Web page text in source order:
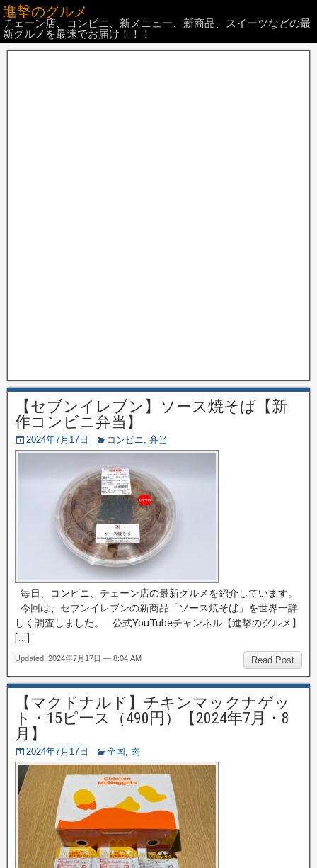
進撃のグルメ
チェーン店、コンビニ、新メニュー、新商品、スイーツなどの最
新グルメを最速でお届け！！！
【セブンイレブン】ソース焼そば【新
作コンビニ弁当】
2024年7月17日 コンビニ, 弁当
毎日、コンビニ、チェーン店の最新グルメを紹介しています。
今回は、セブンイレブンの新商品「ソース焼そば」を世界一詳
しく調査しました。 公式YouTubeチャンネル【進撃のグルメ】
[…]
Read Post
Updated: 2024年7月17日 — 8:04 AM
【マクドナルド】チキンマックナゲッ
ト・15ピース（490円）【2024年7月・8
月】
2024年7月17日 全国 , 肉